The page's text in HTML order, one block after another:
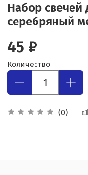
Набор свечей
серебряный
(0)
45 ₽
Количество